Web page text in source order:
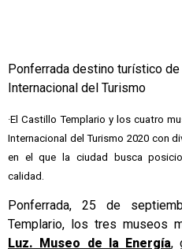
Ponferrada destino turístico
Internacional del Turismo
·El Castillo Templario y los cuatro
Internacional del Turismo 2020 con
en el que la ciudad busca
calidad.
Ponferrada, 25 de
Templario, los tres museos
Luz. Museo de la Energía,